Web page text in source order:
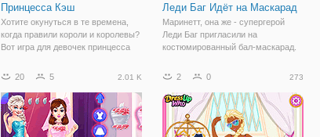
Принцесса Кэш
Хотите окунуться в те времена,
когда правили короли и королевы?
Вот игра для девочек принцесса
в роли принцессы. Для принцессы
вашем гардеробе доступно
большое
Леди Баг Идёт на Маскарад
Маринетт, она же - супергерой
Леди Баг пригласили на
костюмированный бал-маскарад.
ведь она не знает, какой наряд
еще и после недавнего задания у
нее
20 5 2.01 K 2 0 273